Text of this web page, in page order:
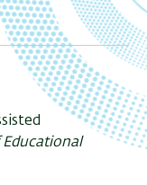
Educational